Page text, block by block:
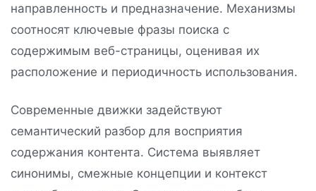
направленность и предназначение. Механизмы
соотносят ключевые фразы поиска с
содержимым веб-страницы, оценивая их
расположение и периодичность использования.
Современные движки задействуют
семантический разбор для восприятия
содержания контента. Система выявляет
синонимы, смежные концепции и контекст